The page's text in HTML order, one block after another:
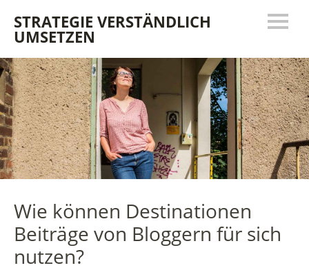
STRATEGIE VERSTÄNDLICH
UMSETZEN
Wie können Destinationen
Beiträge von Bloggern für sich
nutzen?